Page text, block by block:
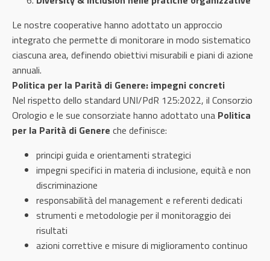
Le nostre cooperative hanno adottato un approccio
integrato che permette di monitorare in modo sistematico
ciascuna area, definendo obiettivi misurabili e piani di azione
annuali.
Politica per la Parità di Genere: impegni concreti
Nel rispetto dello standard UNI/PdR 125:2022, il Consorzio
Orologio e le sue consorziate hanno adottato una Politica
per la Parità di Genere che definisce:
principi guida e orientamenti strategici
impegni specifici in materia di inclusione, equità e non
discriminazione
responsabilità del management e referenti dedicati
strumenti e metodologie per il monitoraggio dei
risultati
azioni correttive e misure di miglioramento continuo